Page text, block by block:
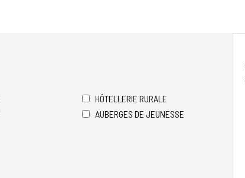
HÔTELLERIE RURALE
AUBERGES DE JEUNESSE